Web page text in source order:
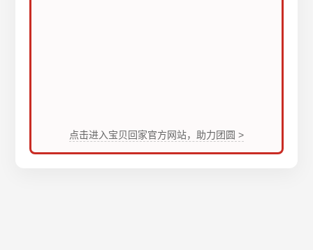
点击进入宝贝回家官方网站，助力团圆 >